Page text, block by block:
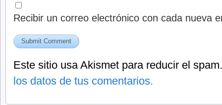
Recibir un correo electrónico con cada nueva
Este sitio usa Akismet para reducir el
los datos de tus comentarios.